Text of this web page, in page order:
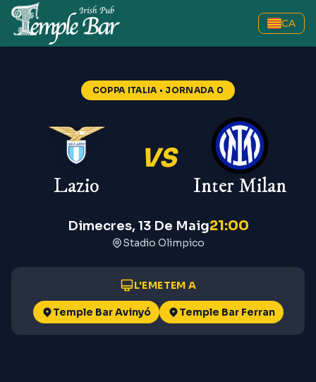
CA
COPPA ITALIA • JORNADA 0
Lazio
VS
Inter Milan
Dimecres, 13 De Maig21:00
Stadio Olimpico
L'EMETEM A
Temple Bar Avinyó Temple Bar Ferran